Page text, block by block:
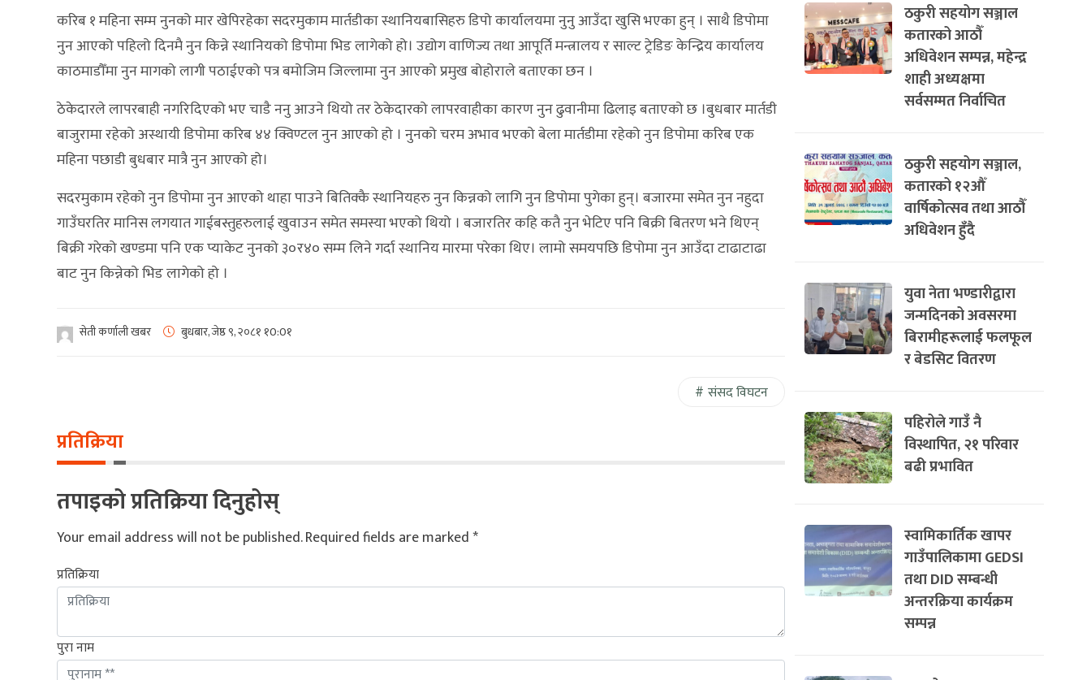
करिब १ महिना सम्म नुनको मार खेपिरहेका सदरमुकाम मार्तडीका स्थानियबासिहरु डिपो कार्यालयमा नुनु आउँदा खुसि भएका हुन् । साथै डिपोमा
नुन आएको पहिलो दिनमै नुन किन्ने स्थानियको डिपोमा भिड लागेको हो। उद्योग वाणिज्य तथा आपूर्ति मन्त्रालय र साल्ट ट्रेडिङ केन्द्रिय कार्यालय
काठमाडौँमा नुन मागको लागी पठाईएको पत्र बमोजिम जिल्लामा नुन आएको प्रमुख बोहोराले बताएका छन ।
ठेकेदारले लापरबाही नगरिदिएको भए चाडै ननु आउने थियो तर ठेकेदारको लापरवाहीका कारण नुन ढुवानीमा ढिलाइ बताएको छ ।बुधबार मार्तडी
बाजुरामा रहेको अस्थायी डिपोमा करिब ४४ क्विण्टल नुन आएको हो । नुनको चरम अभाव भएको बेला मार्तडीमा रहेको नुन डिपोमा करिब एक
महिना पछाडी बुधबार मात्रै नुन आएको हो।
सदरमुकाम रहेको नुन डिपोमा नुन आएको थाहा पाउने बितिक्कै स्थानियहरु नुन किन्नको लागि नुन डिपोमा पुगेका हुन्। बजारमा समेत नुन नहुदा
गाउँघरतिर मानिस लगयात गाईबस्तुहरुलाई खुवाउन समेत समस्या भएको थियो । बजारतिर कहि कतै नुन भेटिए पनि बिक्री बितरण भने थिएन्
बिक्री गरेको खण्डमा पनि एक प्याकेट नुनको ३०र४० सम्म लिने गर्दा स्थानिय मारमा परेका थिए। लामो समयपछि डिपोमा नुन आउँदा टाढाटाढा
बाट नुन किन्नेको भिड लागेको हो ।
सेती कर्णाली खबर बुधबार, जेष्ठ ९, २०८१ १0:0१
संसद विघटन
प्रतिक्रिया
तपाइको प्रतिक्रिया दिनुहोस्
Your email address will not be published.Required fields are marked*
प्रतिक्रिया
पुरा नाम
ठकुरी सहयोग सञ्जाल
कतारको आठौँ
अधिवेशन सम्पन्न, महेन्द्र
शाही अध्यक्षमा
सर्वसम्मत निर्वाचित
ठकुरी सहयोग सञ्जाल,
कतारको १२औँ
वार्षिकोत्सव तथा आठौँ
अधिवेशन हुँदै
युवा नेता भण्डारीद्वारा
जन्मदिनको अवसरमा
बिरामीहरूलाई फलफूल
र बेडसिट वितरण
पहिरोले गाउँ नै
विस्थापित, २१ परिवार
बढी प्रभावित
स्वामिकार्तिक खापर
गाउँपालिकामा GEDSI
तथा DID सम्बन्धी
अन्तरक्रिया कार्यक्रम
सम्पन्न